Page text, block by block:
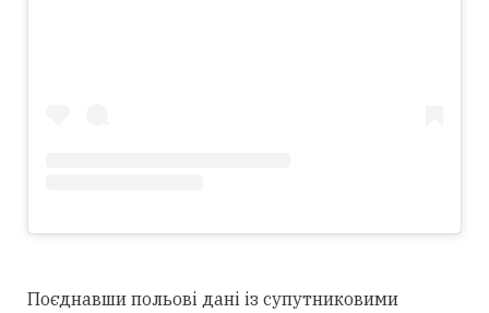
Поєднавши польові дані із супутниковими